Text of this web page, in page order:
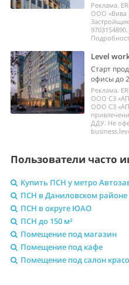
Реклама.
ООО «Вива
Level
Старт
офисы до
Реклама.
ООО СЗ
ООО СЗ
ДДУ. Не
Пользователи часто
Купить ПСН у метро
ПСН в Даниловском районе
ПСН в округе ЮАО
ПСН до 150 м²
Помещение под магазин
Помещение под кафе
Помещение под салон